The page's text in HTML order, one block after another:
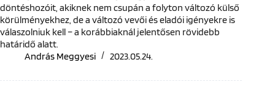
döntéshozóit, akiknek nem csupán a folyton változó külső
körülményekhez, de a változó vevői és eladói igényekre is
válaszolniuk kell – a korábbiaknál jelentősen rövidebb
határidő alatt.
András Meggyesi
2023.05.24.